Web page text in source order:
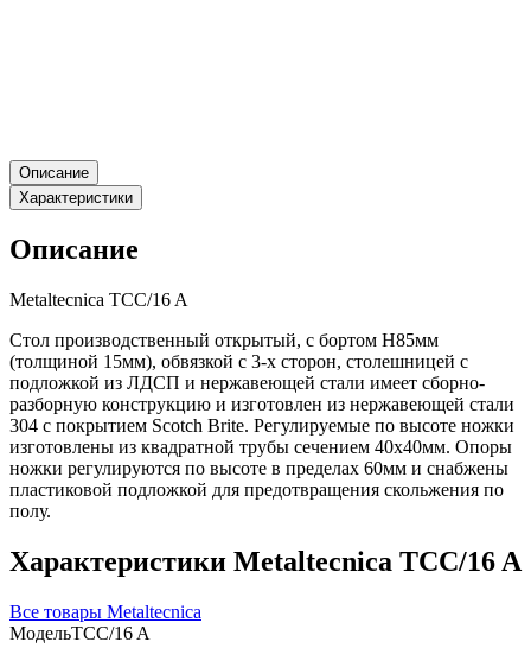
Описание
Характеристики
Описание
Metaltecnica TCC/16 A
Стол производственный открытый, с бортом H85мм
(толщиной 15мм), обвязкой с 3-х сторон, столешницей с
подложкой из ЛДСП и нержавеющей стали имеет сборно-
разборную конструкцию и изготовлен из нержавеющей стали
304 с покрытием Scotch Brite. Регулируемые по высоте ножки
изготовлены из квадратной трубы сечением 40х40мм. Опоры
ножки регулируются по высоте в пределах 60мм и снабжены
пластиковой подложкой для предотвращения скольжения по
полу.
Характеристики Metaltecnica TCC/16 A
Все товары Metaltecnica
МодельTCC/16 A